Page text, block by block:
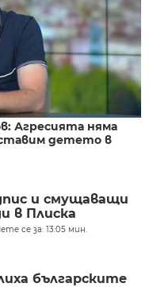
Агресията няма
детето в
и смущаващи
в Плиска
се за: 13:05 мин.
българските